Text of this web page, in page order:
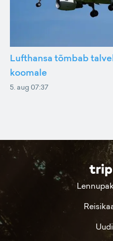
Lufthansa tõmbab
koomale
5. aug 07:37